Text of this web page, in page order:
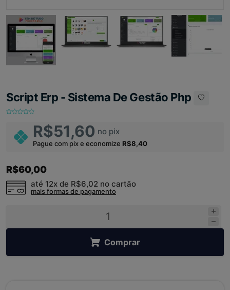
Script Erp - Sistema De Gestão Php
R$51,60 no pix
Pague com pix e economize R$8,40
R$60,00
até 12x de R$6,02 no cartão
mais formas de pagamento
Comprar